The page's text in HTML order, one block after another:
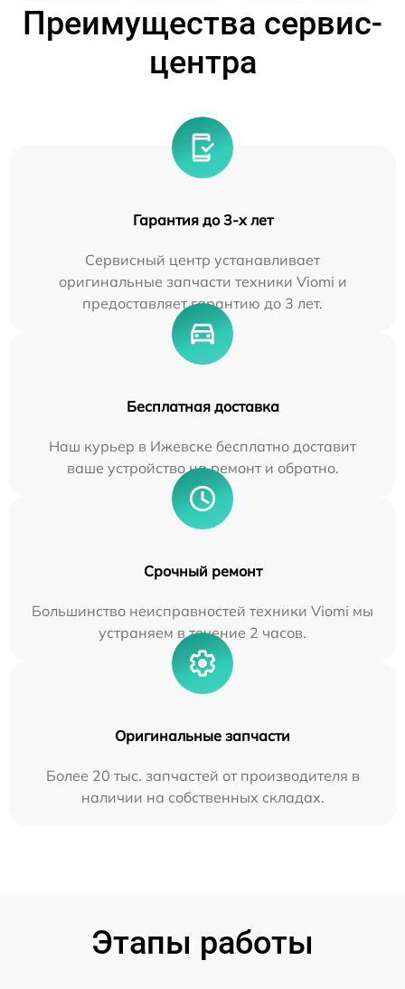
Преимущества сервис-
центра
Гарантия до 3-х лет
Сервисный центр устанавливает
оригинальные запчасти техники Viomi и
предоставляет гарантию до 3 лет.
Бесплатная доставка
Наш курьер в Ижевске бесплатно доставит
ваше устройство на ремонт и обратно.
Срочный ремонт
Большинство неисправностей техники Viomi мы
устраняем в течение 2 часов.
Оригинальные запчасти
Более 20 тыс. запчастей от производителя в
наличии на собственных складах.
Этапы работы